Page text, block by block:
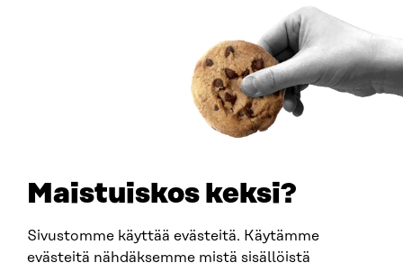
Maistuiskos keksi?
Sivustomme käyttää evästeitä. Käytämme
evästeitä nähdäksemme mistä sisällöistä
SITRA SOSIAALISESSA MEDIASSA